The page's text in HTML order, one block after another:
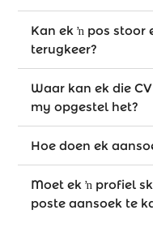
Kan ek ŉ pos stoor
terugkeer?
Waar kan ek die
my opgestel het?
Hoe doen ek
Moet ek ŉ profiel
poste aansoek te